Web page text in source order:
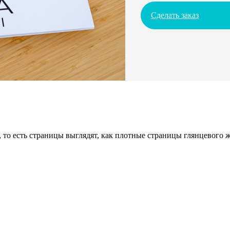
Сделать заказ
есть страницы выглядят, как плотные страницы глянцевого